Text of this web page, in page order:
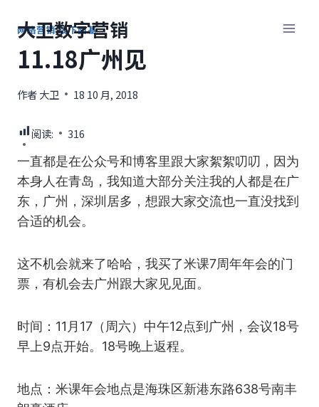
大卫数字营销
网络营销|线下面基
11.18广州见
作者大卫 18 10 月, 2018
阅读:
316
一直都是在公众号和博客里跟大家絮絮叨叨，因为
本身人在青岛，我知道大部分关注我的人都是在广
东，广州，深圳居多，想跟大家交流也一直没找到
合适的机会。
这不机会就来了哈哈，我买了米课7周年年会的门
票，有机会去广州跟大家见见面。
时间：11月17（周六）中午12点到广州，会议18号
早上9点开始。18号晚上返程。
地点：米课年会地点是海珠区新港东路638号南丰